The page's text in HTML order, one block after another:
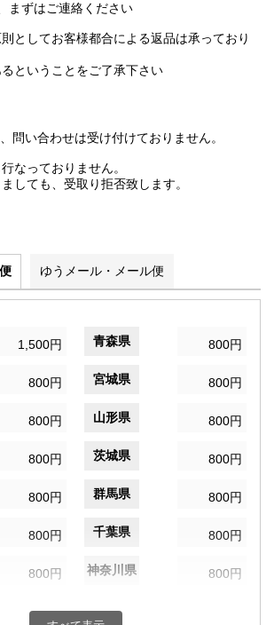
まずはご連絡ください
としてお客様都合による返品は承っており
ということをご了承下さい
問い合わせは受け付けておりません。
なっておりません。
しても、受取り拒否致します。
ゆうメール・メール便
1,500円 青森県 800円
800円 宮城県 800円
800円 山形県 800円
800円 茨城県 800円
800円 群馬県 800円
800円 千葉県 800円
800円 神奈川県 800円
800円 富山県